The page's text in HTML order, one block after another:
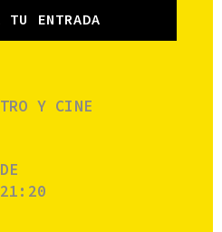
TU ENTRADA
Y CINE